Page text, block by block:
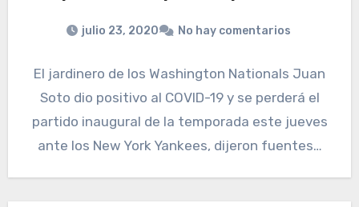
julio 23, 2020 No hay comentarios
El jardinero de los Washington Nationals Juan
Soto dio positivo al COVID-19 y se perderá el
partido inaugural de la temporada este jueves
ante los New York Yankees, dijeron fuentes…